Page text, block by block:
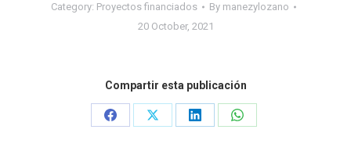
Category: Proyectos financiados By manezylozano
20 October, 2021
Compartir esta publicación
Share
Share
Share
Share